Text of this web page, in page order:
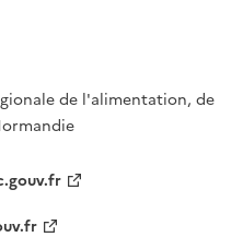
de l'alimentation, de